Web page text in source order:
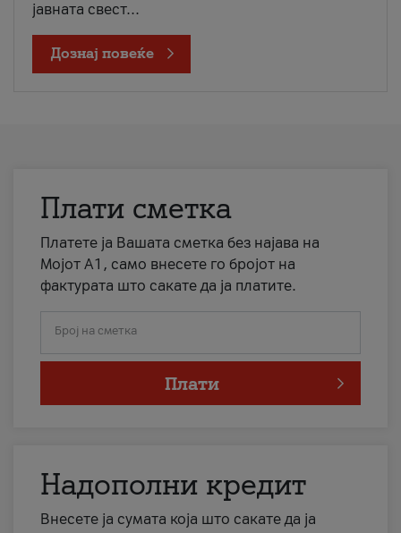
јавната свест...
Дознај повеќе
Плати сметка
Платете ја Вашата сметка без најава на
Мојот А1, само внесете го бројот на
фактурата што сакате да ја платите.
Број на сметка
Плати
Надополни кредит
Внесете ја сумата која што сакате да ја